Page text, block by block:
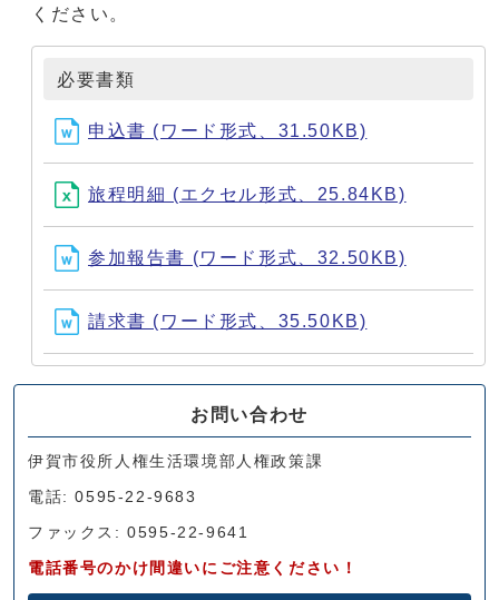
ください。
必要書類
申込書 (ワード形式、31.50KB)
旅程明細 (エクセル形式、25.84KB)
参加報告書 (ワード形式、32.50KB)
請求書 (ワード形式、35.50KB)
お問い合わせ
伊賀市役所人権生活環境部人権政策課
電話: 0595-22-9683
ファックス: 0595-22-9641
電話番号のかけ間違いにご注意ください！